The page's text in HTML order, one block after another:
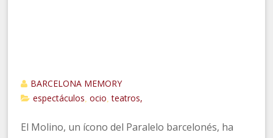
BARCELONA MEMORY
espectáculos
,ocio ,teatros,
El Molino, un ícono del Paralelo barcelonés, ha